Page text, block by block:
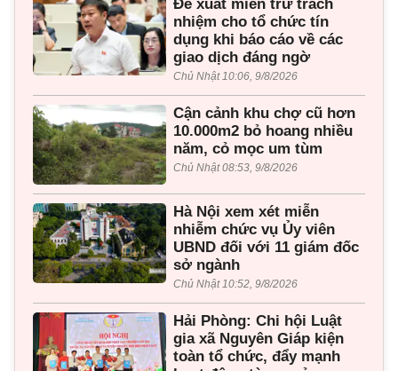
Đề xuất miễn trừ trách
nhiệm cho tổ chức tín
dụng khi báo cáo về các
giao dịch đáng ngờ
Chủ Nhật 10:06, 9/8/2026
Cận cảnh khu chợ cũ hơn
10.000m2 bỏ hoang nhiều
năm, cỏ mọc um tùm
Chủ Nhật 08:53, 9/8/2026
Hà Nội xem xét miễn
nhiễm chức vụ Ủy viên
UBND đối với 11 giám đốc
sở ngành
Chủ Nhật 10:52, 9/8/2026
Hải Phòng: Chi hội Luật
gia xã Nguyên Giáp kiện
toàn tổ chức, đẩy mạnh